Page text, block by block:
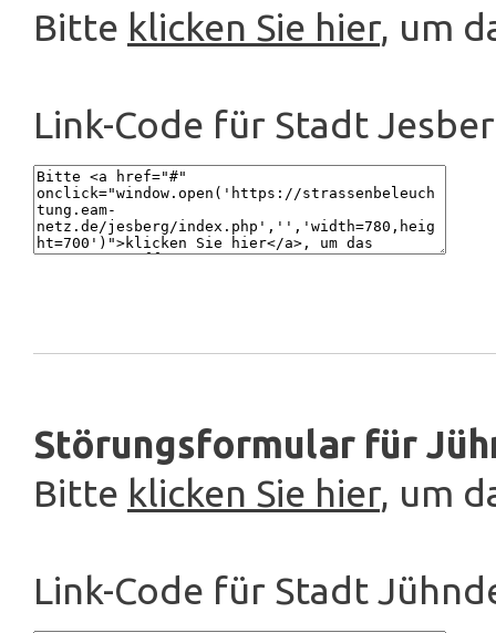
Bitte klicken Sie hier, um
Link-Code für Stadt
Störungsformular für
Bitte klicken Sie hier, um
Link-Code für Stadt